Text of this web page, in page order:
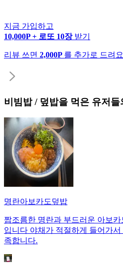
지금 가입하고
10,000P + 로또 10장 받기
리뷰 쓰면 2,000P 를 추가로 드려요
비빔밥 / 덮밥을 먹은 유저들
명란아보카도덮밥
짭조름한 명란과 부드러운 아보
입니다 야채가 적절하게 들어가
족합니다.